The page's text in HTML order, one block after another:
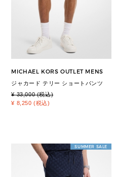
MICHAEL KORS OUTLET MENS
ジャカード テリー ショートパンツ
¥ 33,000 (税込)
¥ 8,250 (税込)
SUMMER SALE